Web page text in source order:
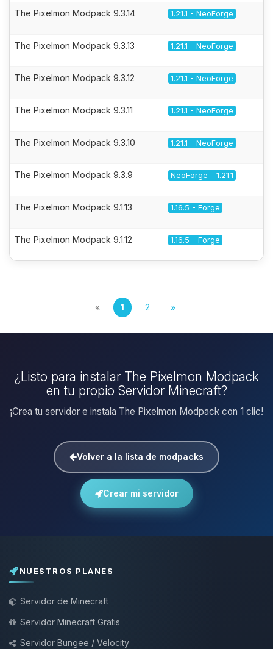
The Pixelmon Modpack 9.3.14 1.21.1 - NeoForge
The Pixelmon Modpack 9.3.13 1.21.1 - NeoForge
The Pixelmon Modpack 9.3.12 1.21.1 - NeoForge
The Pixelmon Modpack 9.3.11 1.21.1 - NeoForge
The Pixelmon Modpack 9.3.10 1.21.1 - NeoForge
The Pixelmon Modpack 9.3.9 NeoForge - 1.21.1
The Pixelmon Modpack 9.1.13 1.16.5 - Forge
The Pixelmon Modpack 9.1.12 1.16.5 - Forge
« 1 2 »
¿Listo para instalar The Pixelmon Modpack
en tu propio Servidor Minecraft?
¡Crea tu servidor e instala The Pixelmon Modpack con 1 clic!
Volver a la lista de modpacks
Crear mi servidor
NUESTROS PLANES
Servidor de Minecraft
Servidor Minecraft Gratis
Servidor Bungee / Velocity